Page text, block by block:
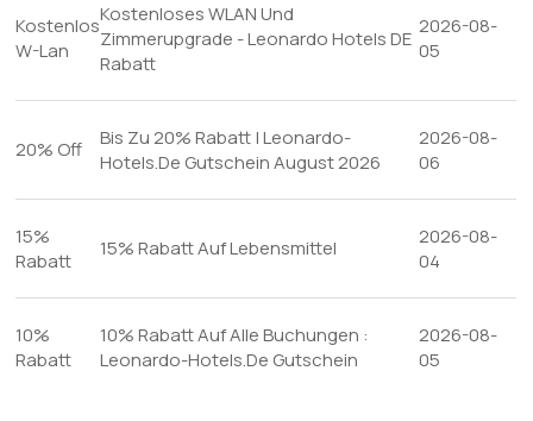
Kostenlos
W-Lan
Kostenloses WLAN Und
Zimmerupgrade - Leonardo Hotels DE
Rabatt
2026-08-
05
20% Off
Bis Zu 20% Rabatt | Leonardo-
Hotels.De Gutschein August 2026
2026-08-
06
15%
Rabatt
15% Rabatt Auf Lebensmittel
2026-08-
04
10%
Rabatt
10% Rabatt Auf Alle Buchungen :
Leonardo-Hotels.De Gutschein
2026-08-
05